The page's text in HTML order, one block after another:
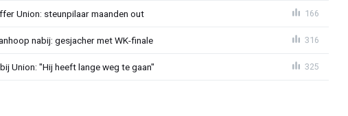
Union: steunpilaar maanden out 166
nabij: gesjacher met WK-finale 316
Union: "Hij heeft lange weg te gaan" 325